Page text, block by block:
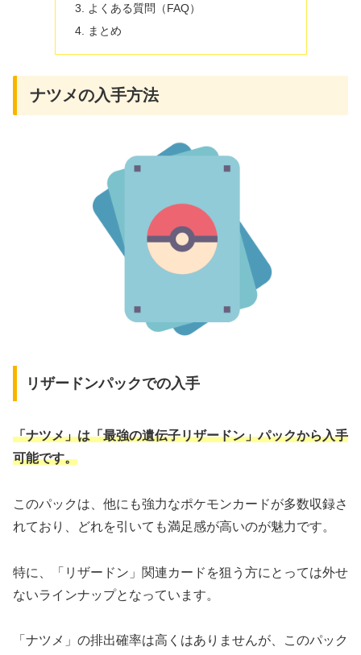
よくある質問（FAQ）
まとめ
ナツメの入手方法
リザードンパックでの入手
「ナツメ」は「最強の遺伝子リザードン」パックから入手
可能です。
このパックは、他にも強力なポケモンカードが多数収録さ
れており、どれを引いても満足感が高いのが魅力です。
特に、「リザードン」関連カードを狙う方にとっては外せ
ないラインナップとなっています。
「ナツメ」の排出確率は高くはありませんが、このパック